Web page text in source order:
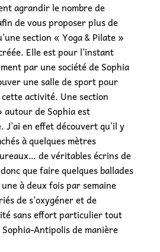
agrandir le nombre de
de vous proposer plus de
section « Yoga & Pilate »
Elle est pour l’instant
par une société de Sophia
une salle de sport pour
activité. Une section
autour de Sophia est
J’ai en effet découvert qu’il y
à quelques mètres
de véritables écrins de
que faire quelques ballades
à deux fois par semaine
de s’oxygéner et de
sans effort particulier tout
Antipolis de manière